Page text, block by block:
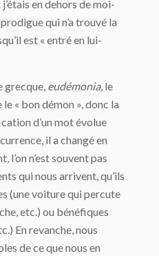
en dehors de moi-
qui n’a trouvé la
est « entré en lui-
grecque, eudémonia, le
« bon démon », donc la
d’un mot évolue
il a changé en
l’on n’est souvent pas
qui nous arrivent, qu’ils
(une voiture qui percute
etc.) ou bénéfiques
En revanche, nous
de ce que nous en